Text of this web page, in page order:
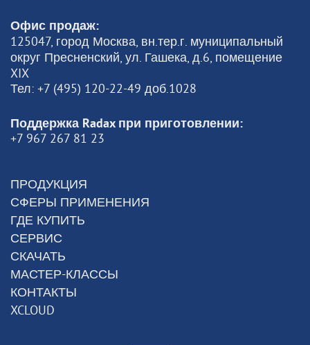
Офис продаж:
125047, город Москва, вн.тер.г. муниципальный
округ Пресненский, ул. Гашека, д.6, помещение
XIX
Тел: +7 (495) 120-22-49 доб.1028
Поддержка Radax при приготовлении:
+7 967 267 81 23
ПРОДУКЦИЯ
СФЕРЫ ПРИМЕНЕНИЯ
ГДЕ КУПИТЬ
СЕРВИС
СКАЧАТЬ
МАСТЕР-КЛАССЫ
КОНТАКТЫ
XCLOUD